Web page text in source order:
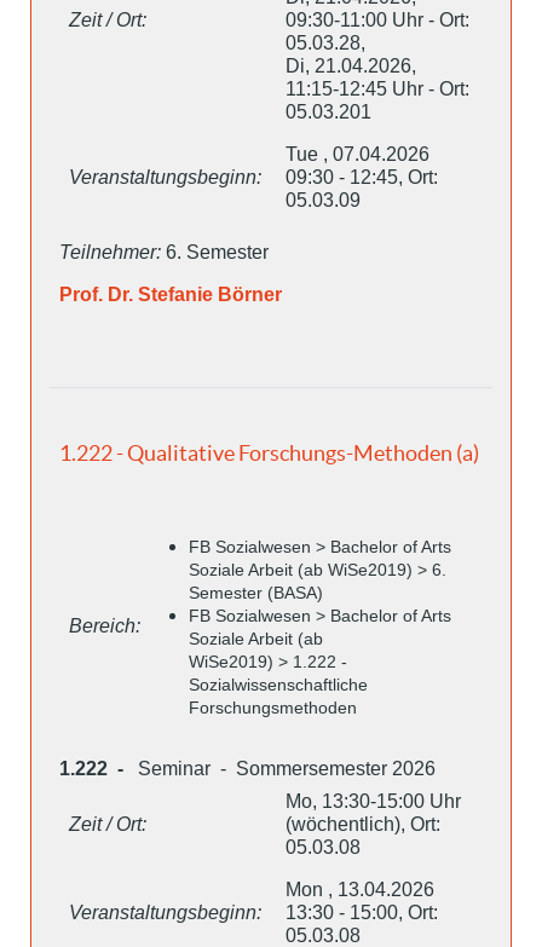
Zeit / Ort:
09:30-11:00 Uhr - Ort:
05.03.28,
Di, 21.04.2026,
11:15-12:45 Uhr - Ort:
05.03.201
Veranstaltungsbeginn:
Tue , 07.04.2026
09:30 - 12:45, Ort:
05.03.09
Teilnehmer: 6. Semester
Prof. Dr. Stefanie Börner
1.222 - Qualitative Forschungs-Methoden (a)
Bereich:
FB Sozialwesen > Bachelor of Arts
Soziale Arbeit (ab WiSe2019) > 6.
Semester (BASA)
FB Sozialwesen > Bachelor of Arts
Soziale Arbeit (ab
WiSe2019) > 1.222 -
Sozialwissenschaftliche
Forschungsmethoden
1.222 - Seminar - Sommersemester 2026
Zeit / Ort:
Mo, 13:30-15:00 Uhr
(wöchentlich), Ort:
05.03.08
Veranstaltungsbeginn:
Mon , 13.04.2026
13:30 - 15:00, Ort:
05.03.08